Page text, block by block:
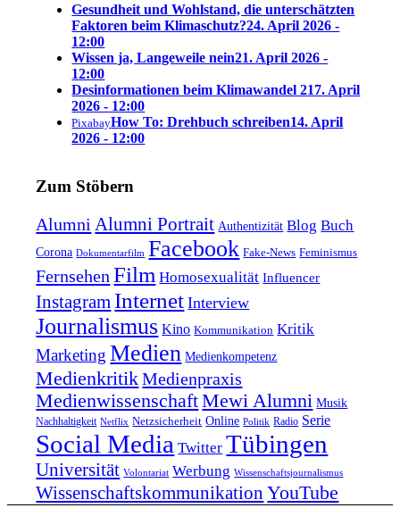
Gesundheit und Wohlstand, die unterschätzten
Faktoren beim Klimaschutz?24. April 2026 -
12:00
Wissen ja, Langeweile nein21. April 2026 -
12:00
Desinformationen beim Klimawandel 217. April
2026 - 12:00
PixabayHow To: Drehbuch schreiben14. April
2026 - 12:00
Zum Stöbern
Alumni Alumni Portrait Authentizität Blog Buch
Corona Dokumentarfilm Facebook Fake-News Feminismus
Fernsehen Film Homosexualität Influencer
Instagram Internet Interview
Journalismus Kino Kommunikation Kritik
Marketing Medien Medienkompetenz
Medienkritik Medienpraxis
MedienwissenschaftMewi Alumni Musik
Nachhaltigkeit Netflix Netzsicherheit Online Politik Radio Serie
Social Media Twitter Tübingen
Universität Volontariat Werbung Wissenschaftsjournalismus
Wissenschaftskommunikation YouTube